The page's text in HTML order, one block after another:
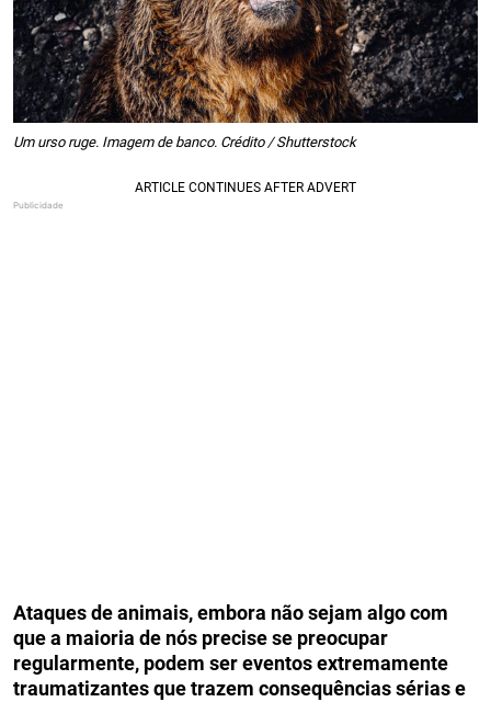
Um urso ruge. Imagem de banco. Crédito / Shutterstock
Ataques de animais, embora não sejam algo com
que a maioria de nós precise se preocupar
regularmente, podem ser eventos extremamente
traumatizantes que trazem consequências sérias e